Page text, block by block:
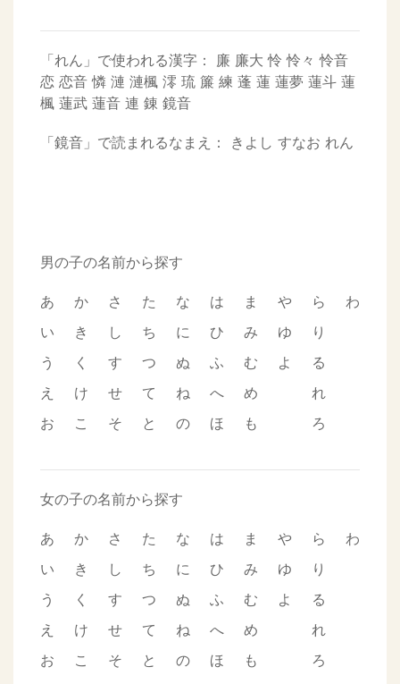
「れん」で使われる漢字： 廉 廉大 怜 怜々 怜音
恋 恋音 憐 漣 漣楓 澪 琉 簾 練 蓬 蓮 蓮夢 蓮斗 蓮
楓 蓮武 蓮音 連 錬 鏡音
「鏡音」で読まれるなまえ： きよし すなお れん
男の子の名前から探す
あ
い
う
え
お
か
き
く
け
こ
さ
し
す
せ
そ
た
ち
つ
て
と
な
に
ぬ
ね
の
は
ひ
ふ
へ
ほ
ま
み
む
め
も
や
ゆ
よ
ら
り
る
れ
ろ
わ
女の子の名前から探す
あ
い
う
え
お
か
き
く
け
こ
さ
し
す
せ
そ
た
ち
つ
て
と
な
に
ぬ
ね
の
は
ひ
ふ
へ
ほ
ま
み
む
め
も
や
ゆ
よ
ら
り
る
れ
ろ
わ